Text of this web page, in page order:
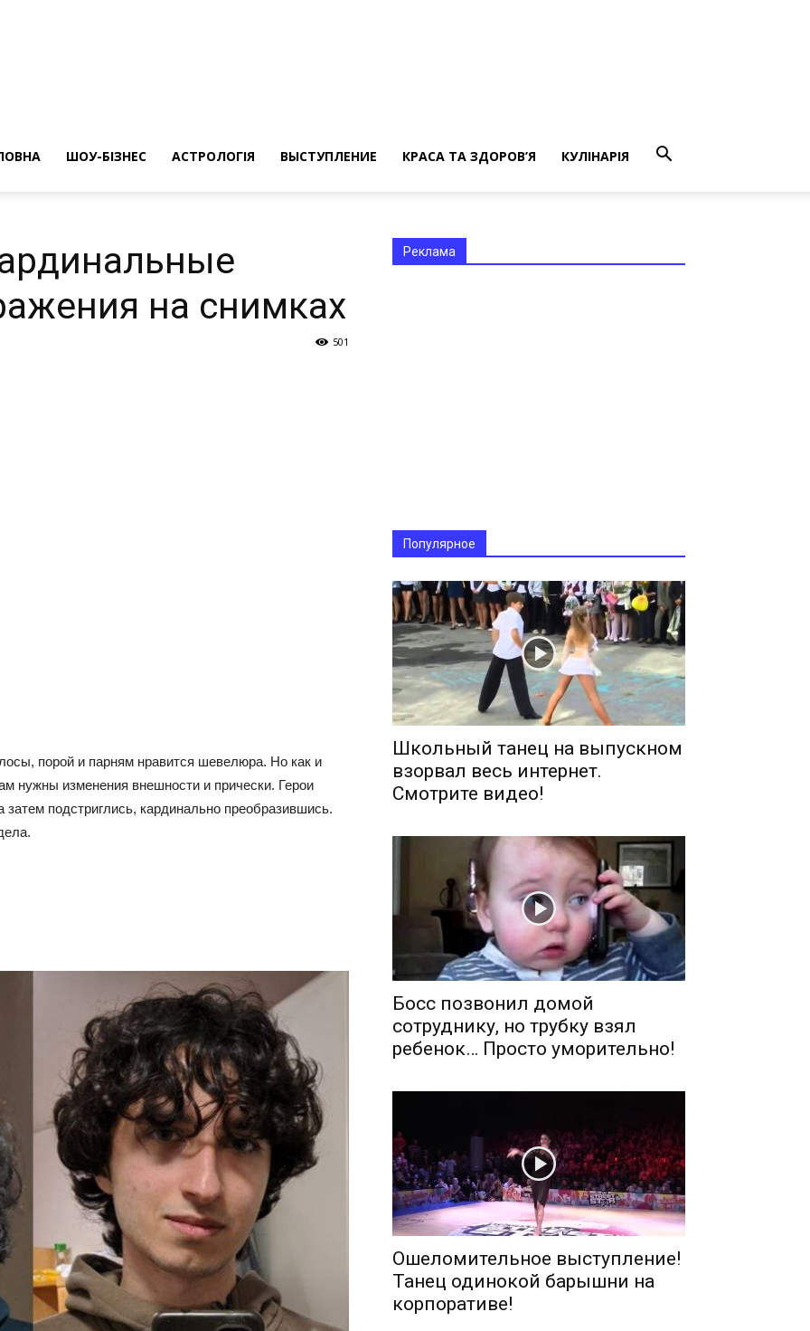
ШОУ-БІЗНЕС АСТРОЛОГІЯ ВЫСТУПЛЕНИЕ КРАСА ТА ЗДОРОВ’Я КУЛІНАРІЯ
на снимках
501
порой и парням нравится шевелюра. Но как и
нужны изменения внешности и прически. Герои
подстриглись, кардинально преобразившись.
Реклама
Популярное
Школьный танец на выпускном
взорвал весь интернет.
Смотрите видео!
Босс позвонил домой
сотруднику, но трубку взял
ребенок… Просто уморительно!
Ошеломительное выступление!
Танец одинокой барышни на
корпоративе!